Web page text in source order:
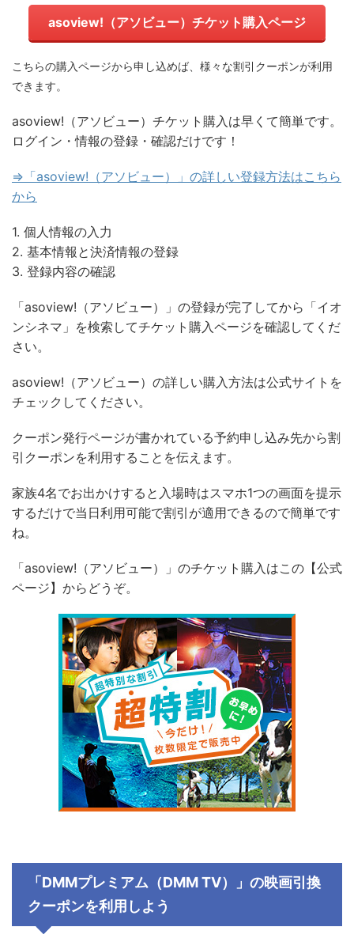
asoview!（アソビュー）チケット購入ページ
こちらの購入ページから申し込めば、様々な割引クーポンが利用
できます。
asoview!（アソビュー）チケット購入は早くて簡単です。
ログイン・情報の登録・確認だけです！
⇒「asoview!（アソビュー）」の詳しい登録方法はこちら
から
1. 個人情報の入力
2. 基本情報と決済情報の登録
3. 登録内容の確認
「asoview!（アソビュー）」の登録が完了してから「イオ
ンシネマ」を検索してチケット購入ページを確認してくだ
さい。
asoview!（アソビュー）の詳しい購入方法は公式サイトを
チェックしてください。
クーポン発行ページが書かれている予約申し込み先から割
引クーポンを利用することを伝えます。
家族4名でお出かけすると入場時はスマホ1つの画面を提示
するだけで当日利用可能で割引が適用できるので簡単です
ね。
「asoview!（アソビュー）」のチケット購入はこの【公式
ページ】からどうぞ。
「DMMプレミアム（DMM TV）」の映画引換
クーポンを利用しよう